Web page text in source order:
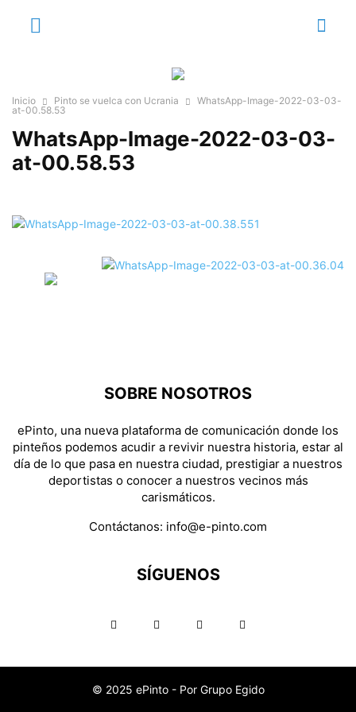
Inicio Pinto se vuelca con Ucrania
WhatsApp-Image-2022-03-03-
at-00.58.53
WhatsApp-Image-2022-03-03-
at-00.58.53
SOBRE NOSOTROS
ePinto, una nueva plataforma de comunicación donde los
pinteños podemos acudir a revivir nuestra historia, estar al
día de lo que pasa en nuestra ciudad, prestigiar a nuestros
deportistas o conocer a nuestros vecinos más
carismáticos.
Contáctanos: info@e-pinto.com
SÍGUENOS
© 2025 ePinto - Por Grupo Egido